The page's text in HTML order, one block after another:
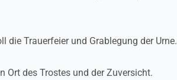
die Trauerfeier und Grablegung der Urne.
Ort des Trostes und der Zuversicht.